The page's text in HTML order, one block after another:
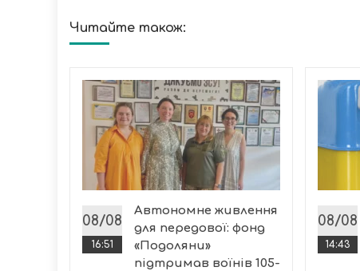
Читайте також:
08/08
16:51
Автономне живлення
для передової: фонд
«Подоляни»
підтримав воїнів 105-
08/08
14:43